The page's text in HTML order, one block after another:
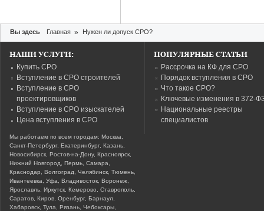
Вы здесь Главная » Нужен ли допуск СРО?
НАШИ УСЛУГИ:
Купить СРО
Вступление в СРО строителей
Вступление в СРО
проектировщиков
Вступление в СРО изыскателей
Цена вступления в СРО
Мы работаем по всем городам: Москва,
Санкт-Петербург, Екатеринбург, Казань,
Новосибирск, Ростов-на-Дону, Красноярск,
Нижний Новгород, Пермь, Самара,
Краснодар, Волгоград, Челябинск, Тюмень,
Ивантеевка, Уфа, Владивосток, Воронеж,
Ярославль, Иркутск, Кемерово, Ставрополь,
Саратов, Киров, Оренбург, Барнаул,
Хабаровск, Тула, Рязань, Чебоксары,
ПОПУЛЯРНЫЕ СТАТЬИ
Рассрочка на КФ для СРО
Порядок вступления в СРО
Что такое СРО?
Ключевые изменения в 372-
Национальные реестры
специалистов